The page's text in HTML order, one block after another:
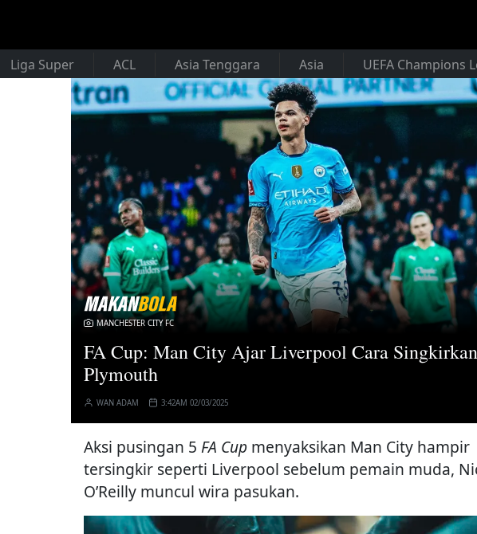
Liga Super ACL Asia Tenggara Asia UEFA Champions
MANCHESTER CITY FC
FA Cup: Man City Ajar Liverpool Cara Singkirkan
Plymouth
WAN ADAM 3:42AM 02/03/2025
Aksi pusingan 5 FA Cup menyaksikan Man City hampir
tersingkir seperti Liverpool sebelum pemain muda,
O’Reilly muncul wira pasukan.